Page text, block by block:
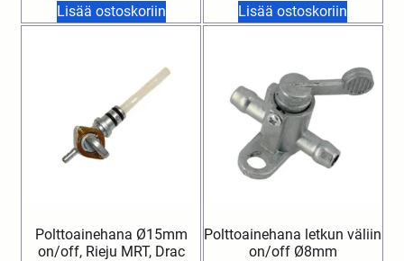
Lisää ostoskoriin Lisää ostoskoriin
Polttoainehana Ø15mm
on/off, Rieju MRT, Drac
Polttoainehana letkun väliin
on/off Ø8mm